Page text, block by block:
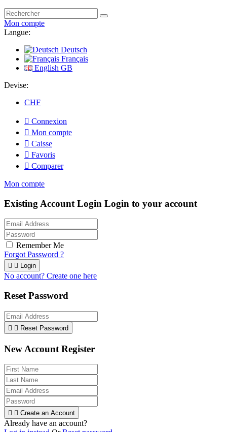
Mon compte
Langue:
Deutsch
Français
English GB
Devise:
CHF
 Connexion
 Mon compte
 Caisse
 Favoris
 Comparer
Mon compte
Existing Account Login Login to your account
Remember Me
Forgot Password ?
  Login
No account? Create one here
Reset Password
  Reset Password
New Account Register
  Create an Account
Already have an account?